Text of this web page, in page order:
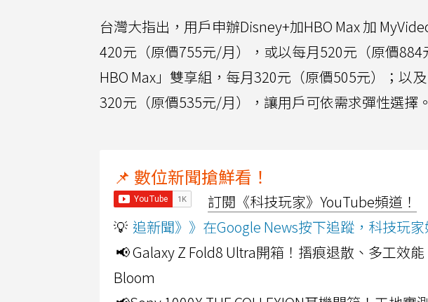
台灣大指出，用戶申辦Disney+加HBO Max 加
420元（原價755元/月），或以每月520元（原價
HBO Max」雙享組，每月320元（原價505元）；以
320元（原價535元/月），讓用戶可依需求彈性選擇。
📌 數位新聞搶鮮看！
訂閱《科技玩家》YouTube頻道！
💡 追新聞》》在Google News按下追蹤，科技玩家
📢 Galaxy Z Fold8 Ultra開箱！摺痕退散、多工效
Bloom